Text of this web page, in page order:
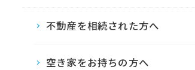
不動産を相続された方へ
空き家をお持ちの方へ